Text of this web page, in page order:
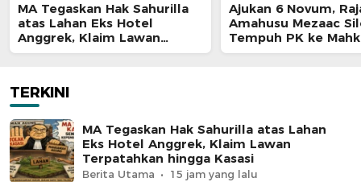
MA Tegaskan Hak Sahurilla
atas Lahan Eks Hotel
Anggrek, Klaim Lawan
Terpatahkan hingga Kasasi
Ajukan 6 Novum,
Amahusu Mezaac
Tempuh PK ke
Agung
TERKINI
MA Tegaskan Hak Sahurilla atas Lahan
Eks Hotel Anggrek, Klaim Lawan
Terpatahkan hingga Kasasi
Berita Utama 15 jam yang lalu